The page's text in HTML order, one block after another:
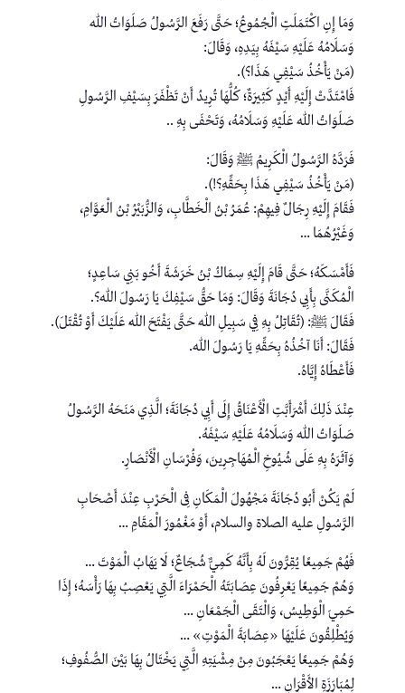
وَمَا إِنِ اكْتَمَلَتِ الْجُمُوعُ؛ حَتَّى رَفَعَ الرَّسُولُ صَلَوَاتُ اللهِ
وَسَلَامُهُ عَلَيْهِ سَيْفَهُ بِيَدِهِ، وَقَالَ:
(مَنْ يَأْخُذُ سَيْفِي هَذَا؟).
فَامْتَدَّتْ إِلَيْهِ أَيْدٍ كَثِيرَةٌ؛ كُلُّهَا تُرِيدُ أَنْ تَظْفَرَ بِسَيْفِ الرَّسُولِ
صَلَوَاتُ اللهِ عَلَيْهِ وَسَلَامُهُ، وَتَحْفَى بِهِ ..
فَرَدَّهُ الرَّسُولُ الْكَرِيمُ ﷺ وَقَالَ:
(مَنْ يَأْخُذُ سَيْفِي هَذَا بِحَقِّهِ؟!).
فَقَامَ إِلَيْهِ رِجَالٌ فِيهِمْ: عُمَرُ بْنُ الْخَطَّابِ، وَالزُّبَيْرُ بْنُ الْعَوَّامِ،
وَغَيْرُهُمَا …
فَأَمْسَكَهُ؛ حَتَّى قَامَ إِلَيْهِ سِمَاكُ بْنُ خَرَشَةَ أَخُو بَنِي سَاعِدٍ؛
الْمُكَنَّى بِأَبِي دُجَانَةَ وَقَالَ: وَمَا حَقُّ سَيْفِكَ يَا رَسُولَ اللهِ؟.
فَقَالَ ﷺ: (تُقَاتِلُ بِهِ فِي سَبِيلِ اللهِ حَتَّى يَفْتَحَ اللهُ عَلَيْكَ أَوْ تُقْتَلَ).
فَقَالَ: أَنَا آخُذُهُ بِحَقِّهِ يَا رَسُولَ اللهِ.
فَأَعْطَاهُ إِيَّاهُ.
عِنْدَ ذَلِكَ أَشْرَأَبَّتِ الْأَعْنَاقُ إِلَى أَبِي دُجَانَةَ؛ الَّذِي مَنَحَهُ الرَّسُولُ
صَلَوَاتُ اللهِ وَسَلَامُهُ عَلَيْهِ سَيْفَهُ.
وَآثَرَهُ بِهِ عَلَى شُيُوخِ الْمُهَاجِرِينَ، وَفُرْسَانِ الْأَنْصَارِ.
لَمْ يَكُنْ أَبُو دُجَانَةَ مَجْهُولَ الْمَكَانِ فِى الْحَرْبِ عِنْدَ أَصْحَابِ
الرَّسُولِ عليه الصلاة والسلام، أَوْ مَغْمُورَ الْمَقَامِ …
فَهُمْ جَمِيعًا يُقِرُّونَ لَهُ بِأَنَّهُ كَمِيٌّ شُجَاعٌ؛ لَا يَهَابُ الْمَوْتَ …
وَهُمْ جَمِيعًا يَعْرِفُونَ عِصَابَتَهُ الْحَمْرَاءَ الَّتِي يَعْصِبُ بِهَا رَأْسَهُ؛ إِذَا
حَمِيَ الْوَطِيسُ، وَالْتَقَى الْجَمْعَانِ …
وَيُطْلِقُونَ عَلَيْهَا «عِصَابَةَ الْمَوْتِ» …
وَهُمْ جَمِيعًا يَعْجَبُونَ مِنْ مِشْيَتِهِ الَّتِي يَخْتَالُ بِهَا بَيْنَ الصُّفُوفِ؛
لِمُبَارَزَةِ الأَقْرَانِ …